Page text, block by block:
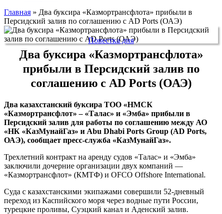
Главная » Два буксира «Казмортрансфлота» прибыли в
Персидский залив по соглашению с AD Ports (ОАЭ)
Повестка дня
Два буксира «Казмортрансфлота»
прибыли в Персидский залив по
соглашению с AD Ports (ОАЭ)
Два казахстанский буксира ТОО «НМСК
«Казмортрансфлот» – «Талас» и «Эмба» прибыли в
Персидский залив для работы по соглашению между АО
«НК «КазМунайГаз» и Abu Dhabi Ports Group (AD Ports,
ОАЭ), сообщает пресс-служба «КазМунайГаз».
Трехлетний контракт на аренду судов «Талас» и «Эмба»
заключили дочерние организации двух компаний —
«Казмортрансфлот» (КМТФ) и OFCO Offshore International.
Суда с казахстанскими экипажами совершили 52-дневный
переход из Каспийского моря через водные пути России,
турецкие проливы, Суэцкий канал и Аденский залив.